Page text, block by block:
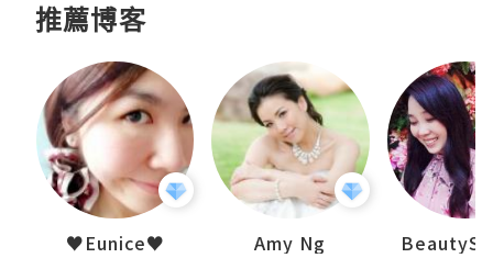
推薦博客
♥Eunice♥ Amy Ng